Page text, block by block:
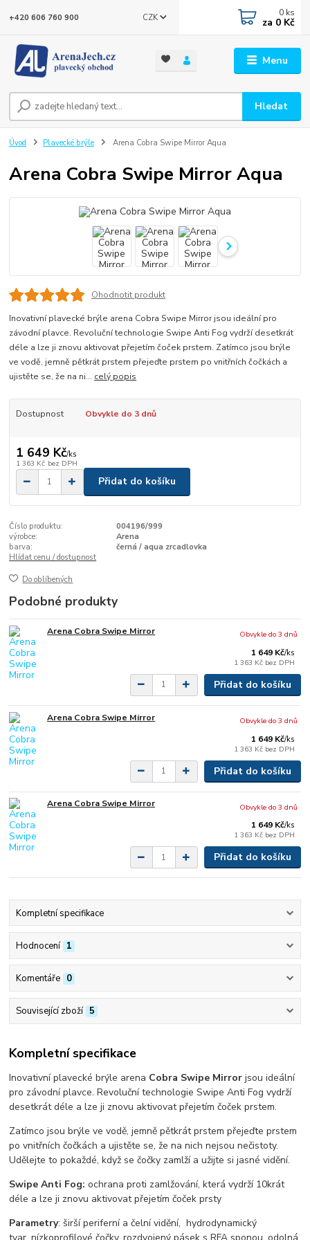
Menu
CZK
Hledat
+420 606 760 900 0 ks
za 0 Kč
Úvod Plavecké brýle Arena Cobra Swipe Mirror Aqua
Arena Cobra Swipe Mirror Aqua
Ohodnotit produkt
Inovativní plavecké brýle arena Cobra Swipe Mirror jsou ideální pro
závodní plavce. Revoluční technologie Swipe Anti Fog vydrží desetkrát
déle a lze ji znovu aktivovat přejetím čoček prstem. Zatímco jsou brýle
ve vodě, jemně pětkrát prstem přejeďte prstem po vnitřních čočkách a
ujistěte se, že na ni... celý popis
Dostupnost Obvykle do 3 dnů
1 649 Kč/ks
1 363 Kč bez DPH
Přidat do košíku
Číslo produktu:
004196/999
výrobce:
Arena
barva:
černá / aqua zrcadlovka
Hlídat cenu / dostupnost
Do oblíbených
Podobné produkty
Arena Cobra Swipe Mirror
1 649 Kč/ks
1 363 Kč bez DPH
Obvykle do 3 dnů
Přidat do košíku
Arena Cobra Swipe Mirror
1 649 Kč/ks
1 363 Kč bez DPH
Obvykle do 3 dnů
Přidat do košíku
Arena Cobra Swipe Mirror
1 649 Kč/ks
1 363 Kč bez DPH
Obvykle do 3 dnů
Přidat do košíku
Kompletní specifikace
Hodnocení 1
Komentáře 0
Související zboží 5
Kompletní specifikace
Inovativní plavecké brýle arena Cobra Swipe Mirror jsou ideální
pro závodní plavce. Revoluční technologie Swipe Anti Fog vydrží
desetkrát déle a lze ji znovu aktivovat přejetím čoček prstem.
Zatímco jsou brýle ve vodě, jemně pětkrát prstem přejeďte prstem
po vnitřních čočkách a ujistěte se, že na nich nejsou nečistoty.
Udělejte to pokaždé, když se čočky zamlží a užijte si jasné vidění.
Swipe Anti Fog: ochrana proti zamlžování, která vydrží 10krát
déle a lze ji znovu aktivovat přejetím čoček prsty
Parametry: širší periferní a čelní vidění, hydrodynamický